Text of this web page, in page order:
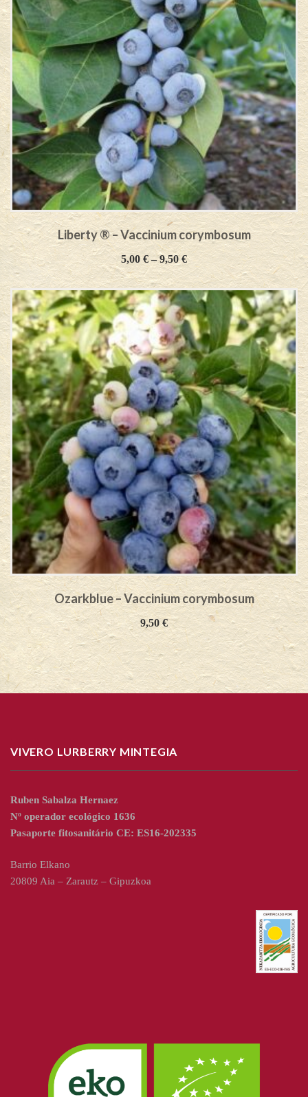
Liberty ® – Vaccinium corymbosum
5,00 €–9,50€
Ozarkblue – Vaccinium corymbosum
9,50€
VIVERO LURBERRY MINTEGIA
Ruben Sabalza Hernaez
Nº operador ecológico 1636
Pasaporte fitosanitário CE: ES16-202335
Barrio Elkano
20809 Aia – Zarautz – Gipuzkoa